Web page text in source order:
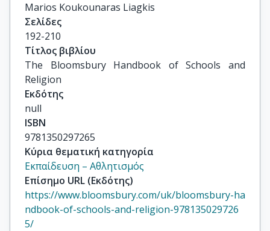
Marios Koukounaras Liagkis
Σελίδες
192-210
Τίτλος βιβλίου
The Bloomsbury Handbook of Schools and
Religion
Εκδότης
null
ISBN
9781350297265
Κύρια θεματική κατηγορία
Εκπαίδευση – Αθλητισμός
Επίσημο URL (Εκδότης)
https://www.bloomsbury.com/uk/bloomsbury-ha
ndbook-of-schools-and-religion-978135029726
5/